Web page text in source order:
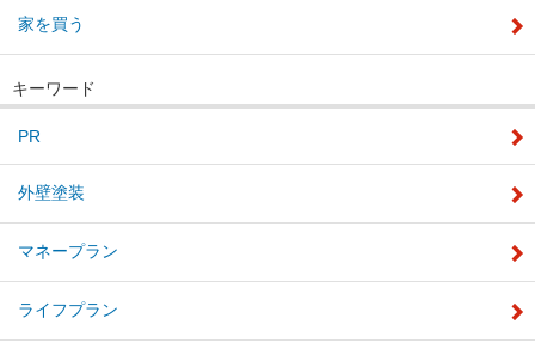
家を買う
キーワード
PR
外壁塗装
マネープラン
ライフプラン